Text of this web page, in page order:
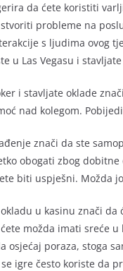
da ćete koristiti
probleme na
s ljudima ovog
u Las Vegasu i
i stavljate oklade
nad kolegom.
znači da ste
obogati zbog
biti uspješni. Možda
u kasinu znači
možda imati sreće
osjećaj poraza, stoga
igre često koriste da